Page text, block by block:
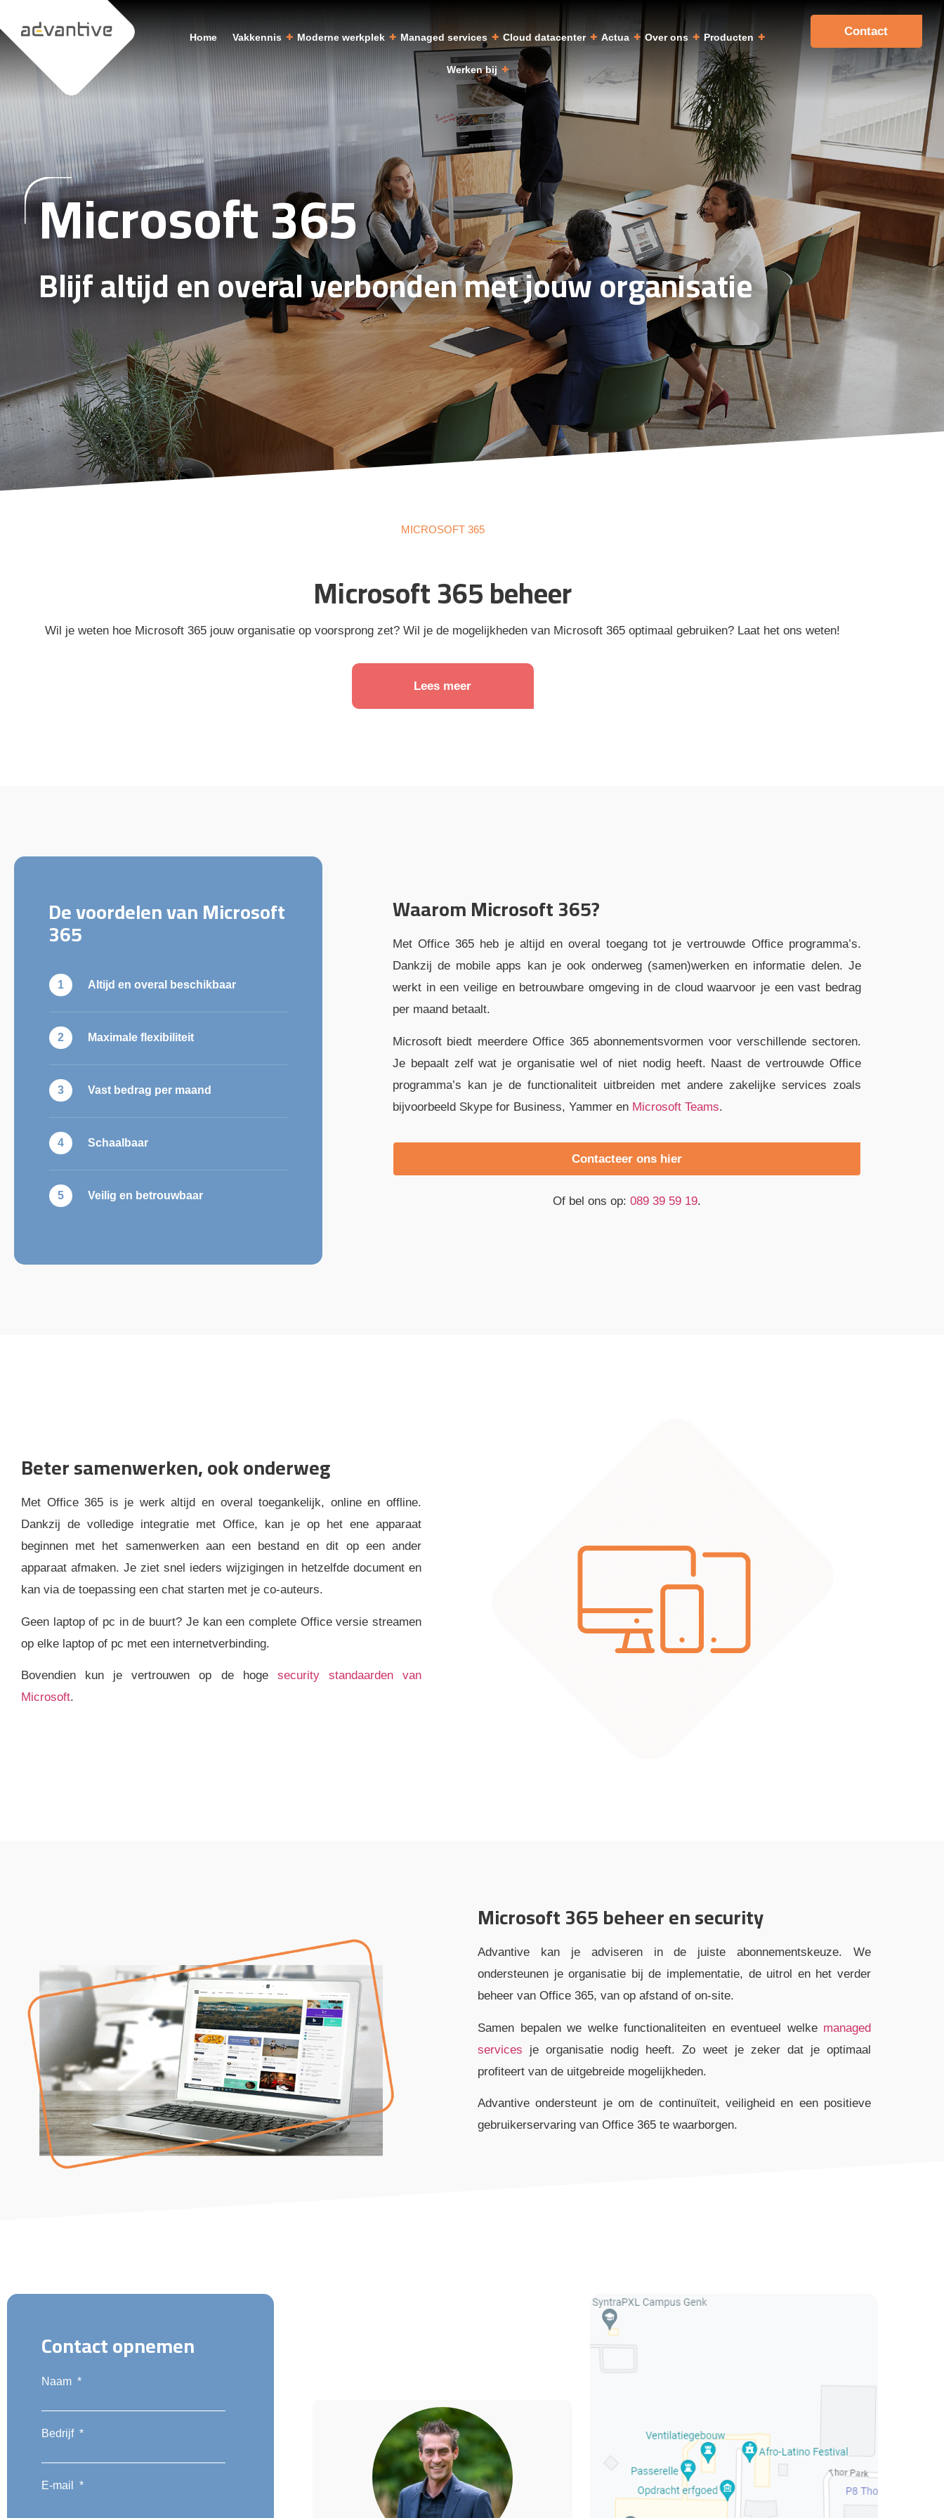
Home Vakkennis Moderne werkplek Managed services Cloud datacenter Actua Over ons Producten
Werken bij
Contact
Microsoft 365
Blijf altijd en overal verbonden met jouw organisatie
MICROSOFT 365
Microsoft 365 beheer
Wil je weten hoe Microsoft 365 jouw organisatie op voorsprong zet? Wil je de mogelijkheden van Microsoft 365 optimaal gebruiken? Laat het ons weten!
Lees meer
De voordelen van Microsoft
365
Altijd en overal beschikbaar
Maximale flexibiliteit
Vast bedrag per maand
Schaalbaar
Veilig en betrouwbaar
Waarom Microsoft 365?
Met Office 365 heb je altijd en overal toegang tot je vertrouwde Office programma’s.
Dankzij de mobile apps kan je ook onderweg (samen)werken en informatie delen. Je
werkt in een veilige en betrouwbare omgeving in de cloud waarvoor je een vast bedrag
per maand betaalt.
Microsoft biedt meerdere Office 365 abonnementsvormen voor verschillende sectoren.
Je bepaalt zelf wat je organisatie wel of niet nodig heeft. Naast de vertrouwde Office
programma’s kan je de functionaliteit uitbreiden met andere zakelijke services zoals
bijvoorbeeld Skype for Business, Yammer en Microsoft Teams.
Contacteer ons hier
Of bel ons op: 089 39 59 19.
Beter samenwerken, ook onderweg
Met Office 365 is je werk altijd en overal toegankelijk, online en offline.
Dankzij de volledige integratie met Office, kan je op het ene apparaat
beginnen met het samenwerken aan een bestand en dit op een ander
apparaat afmaken. Je ziet snel ieders wijzigingen in hetzelfde document en
kan via de toepassing een chat starten met je co-auteurs.
Geen laptop of pc in de buurt? Je kan een complete Office versie streamen
op elke laptop of pc met een internetverbinding.
Bovendien kun je vertrouwen op de hoge security standaarden van
Microsoft.
Microsoft 365 beheer en security
Advantive kan je adviseren in de juiste abonnementskeuze. We
ondersteunen je organisatie bij de implementatie, de uitrol en het verder
beheer van Office 365, van op afstand of on-site.
Samen bepalen we welke functionaliteiten en eventueel welke managed
services je organisatie nodig heeft. Zo weet je zeker dat je optimaal
profiteert van de uitgebreide mogelijkheden.
Advantive ondersteunt je om de continuïteit, veiligheid en een positieve
gebruikerservaring van Office 365 te waarborgen.
Contact opnemen
Naam *
Bedrijf *
E-mail *